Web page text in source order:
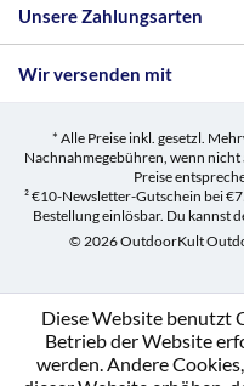
Unsere Zahlungsarten
Wir versenden mit
* Alle Preise inkl. gesetzl.
Nachnahmegebühren, wenn
Preise
² €10-Newsletter-Gutschein bei
Bestellung einlösbar. Du kannst
© 2026 OutdoorKult
Diese Website benutzt
Betrieb der Website
werden. Andere